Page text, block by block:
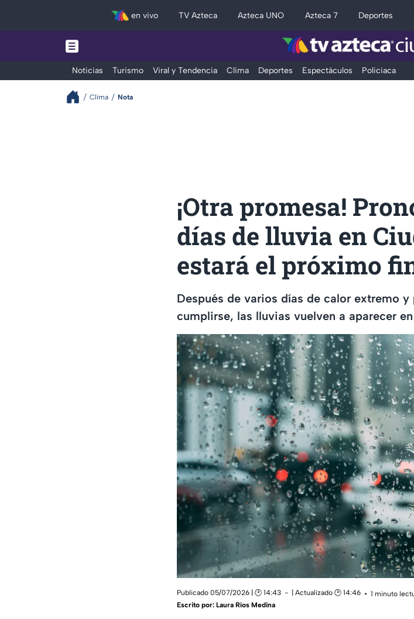
en vivo TV Azteca Azteca UNO Azteca 7 Deportes
Noticias Turismo Viral y Tendencia Clima Deportes Espectáculos Policiaca
Clima Nota
¡Otra promesa!
días de lluvia en
estará el próximo
Después de varios días de calor extremo
cumplirse, las lluvias vuelven a aparecer
Publicado 05/07/2026 | 🕑 14:43 | Actualizado 🕑 14:46
1 minuto
Escrito por: Laura Ríos Medina